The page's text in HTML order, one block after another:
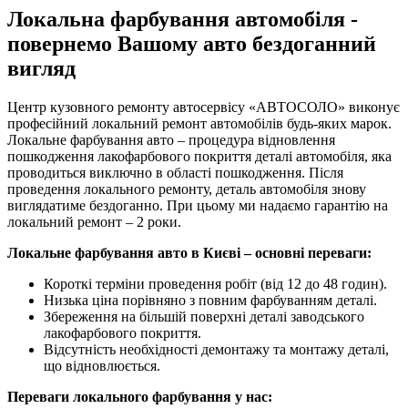
Локальна фарбування автомобіля -
повернемо Вашому авто бездоганний
вигляд
Центр кузовного ремонту автосервісу «АВТОСОЛО» виконує
професійний локальний ремонт автомобілів будь-яких марок.
Локальне фарбування авто – процедура відновлення
пошкодження лакофарбового покриття деталі автомобіля, яка
проводиться виключно в області пошкодження. Після
проведення локального ремонту, деталь автомобіля знову
виглядатиме бездоганно. При цьому ми надаємо гарантію на
локальний ремонт – 2 роки.
Локальне фарбування авто в Києві – основні переваги:
Короткі терміни проведення робіт (від 12 до 48 годин).
Низька ціна порівняно з повним фарбуванням деталі.
Збереження на більшій поверхні деталі заводського
лакофарбового покриття.
Відсутність необхідності демонтажу та монтажу деталі,
що відновлюється.
Переваги локального фарбування у нас: